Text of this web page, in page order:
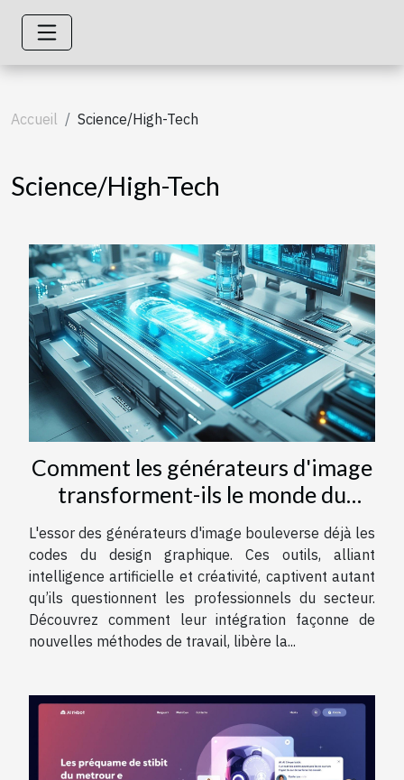
Accueil Science/High-Tech
Science/High-Tech
Comment les générateurs d'image
transforment-ils le monde du
design graphique ?
L'essor des générateurs d'image bouleverse déjà les
codes du design graphique. Ces outils, alliant
intelligence artificielle et créativité, captivent autant
qu’ils questionnent les professionnels du secteur.
Découvrez comment leur intégration façonne de
nouvelles méthodes de travail, libère la...